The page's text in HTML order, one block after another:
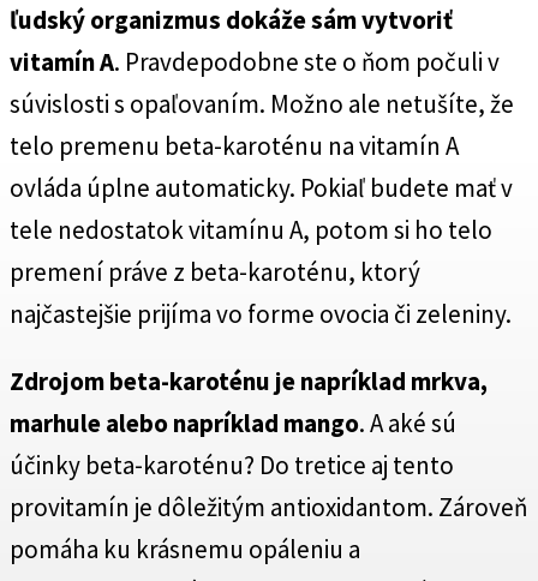
ľudský organizmus dokáže sám vytvoriť
vitamín A. Pravdepodobne ste o ňom počuli v
súvislosti s opaľovaním. Možno ale netušíte, že
telo premenu beta-karoténu na vitamín A
ovláda úplne automaticky. Pokiaľ budete mať v
tele nedostatok vitamínu A, potom si ho telo
premení práve z beta-karoténu, ktorý
najčastejšie prijíma vo forme ovocia či zeleniny.
Zdrojom beta-karoténu je napríklad mrkva,
marhule alebo napríklad mango. A aké sú
účinky beta-karoténu? Do tretice aj tento
provitamín je dôležitým antioxidantom. Zároveň
pomáha ku krásnemu opáleniu a